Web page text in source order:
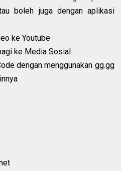
boleh juga dengan aplikasi
ke Youtube
ke Media Sosial
dengan menggunakan gg.gg